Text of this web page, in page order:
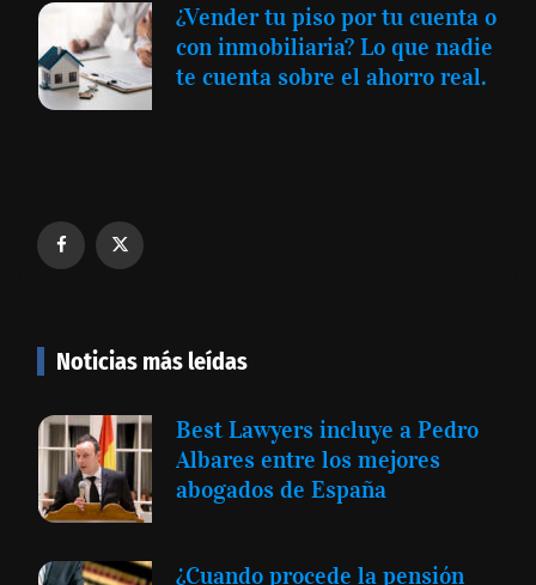
¿Vender tu piso por tu cuenta o
con inmobiliaria? Lo que nadie
te cuenta sobre el ahorro real.
Noticias más leídas
Best Lawyers incluye a Pedro
Albares entre los mejores
abogados de España
¿Cuando procede la pensión